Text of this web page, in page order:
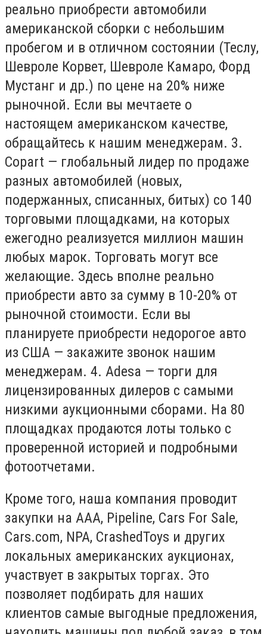
реально приобрести автомобили
американской сборки с небольшим
пробегом и в отличном состоянии (Теслу,
Шевроле Корвет, Шевроле Камаро, Форд
Мустанг и др.) по цене на 20% ниже
рыночной. Если вы мечтаете о
настоящем американском качестве,
обращайтесь к нашим менеджерам. 3.
Copart — глобальный лидер по продаже
разных автомобилей (новых,
подержанных, списанных, битых) со 140
торговыми площадками, на которых
ежегодно реализуется миллион машин
любых марок. Торговать могут все
желающие. Здесь вполне реально
приобрести авто за сумму в 10-20% от
рыночной стоимости. Если вы
планируете приобрести недорогое авто
из США — закажите звонок нашим
менеджерам. 4. Adesa — торги для
лицензированных дилеров с самыми
низкими аукционными сборами. На 80
площадках продаются лоты только с
проверенной историей и подробными
фотоотчетами.
Кроме того, наша компания проводит
закупки на AAA, Pipeline, Cars For Sale,
Cars.com, NPA, CrashedToys и других
локальных американских аукционах,
участвует в закрытых торгах. Это
позволяет подбирать для наших
клиентов самые выгодные предложения,